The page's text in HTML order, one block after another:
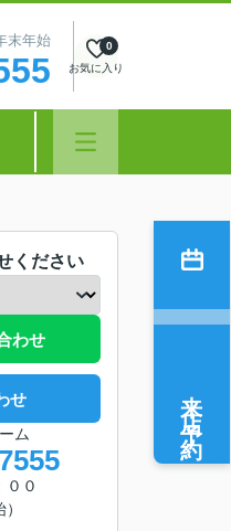
末年始
お気に入り
0
ください
わせ
せ
ム
００
来店予約